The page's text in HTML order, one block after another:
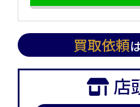
買取依頼
店